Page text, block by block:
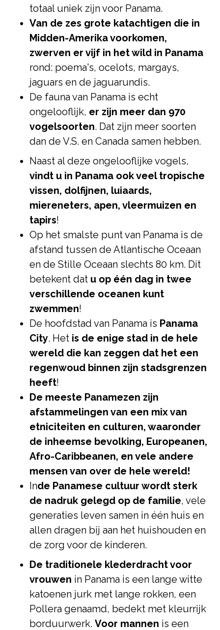
totaal uniek zijn voor Panama.
Van de zes grote katachtigen die in
Midden-Amerika voorkomen,
zwerven er vijf in het wild in Panama
rond: poema's, ocelots, margays,
jaguars en de jaguarundis.
De fauna van Panama is echt
ongelooflijk, er zijn meer dan 970
vogelsoorten. Dat zijn meer soorten
dan de V.S. en Canada samen hebben.
Naast al deze ongelooflijke vogels,
vindt u in Panama ook veel tropische
vissen, dolfijnen, luiaards,
miereneters, apen, vleermuizen en
tapirs!
Op het smalste punt van Panama is de
afstand tussen de Atlantische Oceaan
en de Stille Oceaan slechts 80 km. Dit
betekent dat u op één dag in twee
verschillende oceanen kunt
zwemmen!
De hoofdstad van Panama is Panama
City. Het is de enige stad in de hele
wereld die kan zeggen dat het een
regenwoud binnen zijn stadsgrenzen
heeft!
De meeste Panamezen zijn
afstammelingen van een mix van
etniciteiten en culturen, waaronder
de inheemse bevolking, Europeanen,
Afro-Caribbeanen, en vele andere
mensen van over de hele wereld!
Inde Panamese cultuur wordt sterk
de nadruk gelegd op de familie, vele
generaties leven samen in één huis en
allen dragen bij aan het huishouden en
de zorg voor de kinderen.
De traditionele klederdracht voor
vrouwen in Panama is een lange witte
katoenen jurk met lange rokken, een
Pollera genaamd, bedekt met kleurrijk
borduurwerk. Voor mannen is een